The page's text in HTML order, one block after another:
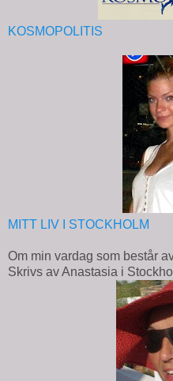
KOSMOPOLITIS
MITT LIV I STOCKHOLM
Om min vardag som består
Skrivs av Anastasia i